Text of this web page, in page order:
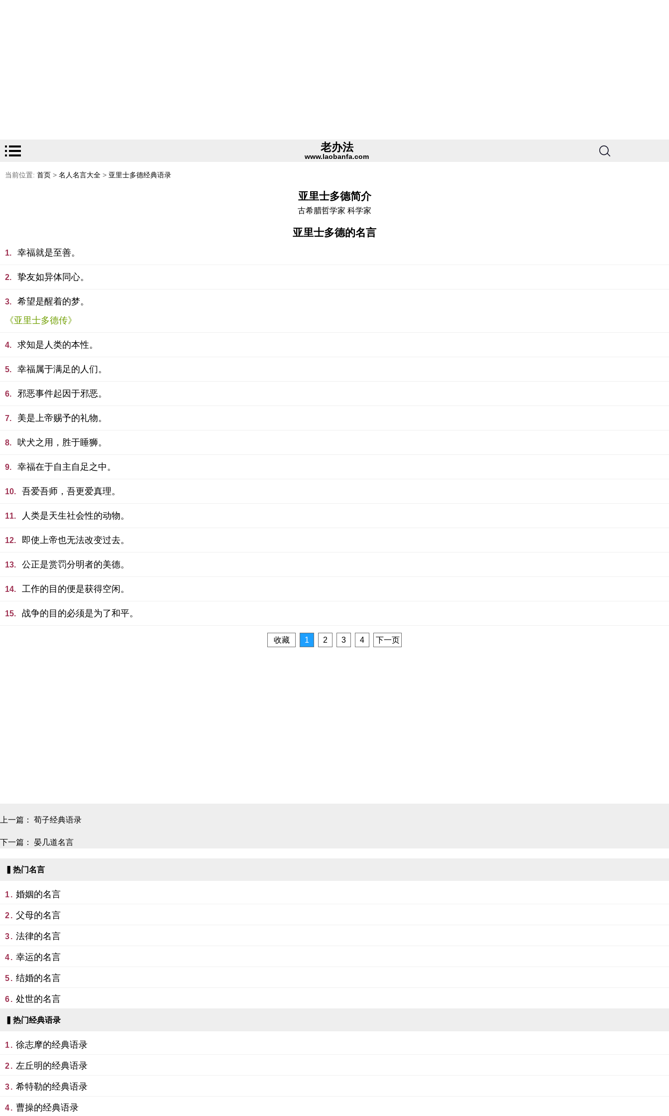
老办法
www.laobanfa.com
当前位置: 首页 > 名人名言大全 > 亚里士多德经典语录
亚里士多德简介
古希腊哲学家 科学家
亚里士多德的名言
1. 幸福就是至善。
2. 挚友如异体同心。
3.
希望是醒着的梦。
《亚里士多德传》
4. 求知是人类的本性。
5. 幸福属于满足的人们。
6. 邪恶事件起因于邪恶。
7. 美是上帝赐予的礼物。
8. 吠犬之用，胜于睡狮。
9. 幸福在于自主自足之中。
10. 吾爱吾师，吾更爱真理。
11. 人类是天生社会性的动物。
12. 即使上帝也无法改变过去。
13. 公正是赏罚分明者的美德。
14. 工作的目的便是获得空闲。
15. 战争的目的必须是为了和平。
收藏 1 2 3 4 下一页
上一篇： 荀子经典语录
下一篇： 晏几道名言
▍热门名言
1. 婚姻的名言
2. 父母的名言
3. 法律的名言
4. 幸运的名言
5. 结婚的名言
6. 处世的名言
▍热门经典语录
1. 徐志摩的经典语录
2. 左丘明的经典语录
3. 希特勒的经典语录
4. 曹操的经典语录